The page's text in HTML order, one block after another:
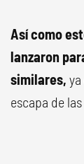
Así como
lanzaron
similares,
escapa de